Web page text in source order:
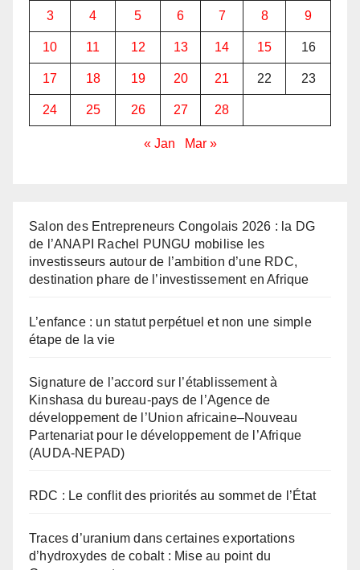
3 4 5 6 7 8 9
10 11 12 13 14 15 16
17 18 19 20 21 22 23
24 25 26 27 28
« Jan Mar »
Salon des Entrepreneurs Congolais 2026 : la DG
de l’ANAPI Rachel PUNGU mobilise les
investisseurs autour de l’ambition d’une RDC,
destination phare de l’investissement en Afrique
L’enfance : un statut perpétuel et non une simple
étape de la vie
Signature de l’accord sur l’établissement à
Kinshasa du bureau-pays de l’Agence de
développement de l’Union africaine–Nouveau
Partenariat pour le développement de l’Afrique
(AUDA-NEPAD)
RDC : Le conflit des priorités au sommet de l’État
Traces d’uranium dans certaines exportations
d’hydroxydes de cobalt : Mise au point du